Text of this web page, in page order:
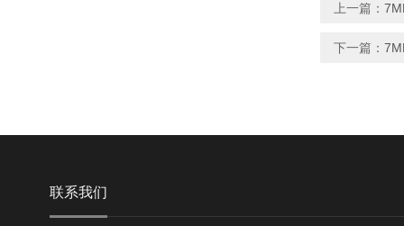
上一篇：
下一篇：
联系我们